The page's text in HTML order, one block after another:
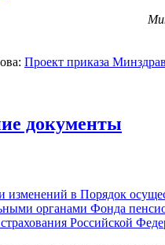
Проект приказа
документы